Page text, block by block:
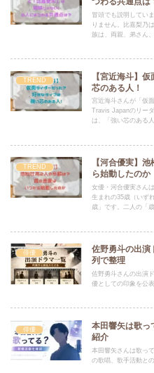
冒頭でも説明してい
りません。比嘉梨乃
族は、両親、弟さん
TREND
【宮近海斗】
芯のある人！
宮近海斗さんが「仮
Travis Japanのリー
は、「強い芯のある人
TREND
【河合優実】
ら始動したのか
女優・河合優実さん
生まれの35歳（いず
歳」です。二人の「
俳優
佐野勇斗の出演
列で整理
佐野勇斗さんの出演
優としての印象を公
俳優
本田響矢は歌っ
紹介
本田響矢さんは歌っ
の歌唱、歌手活動と